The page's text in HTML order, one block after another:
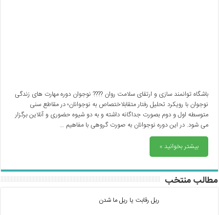
باشگاه توانمند سازی و ارتقای سلامت روان ???? نوجوان دوره مهارت های زندگی
نوجوان با رویکرد تحلیل رفتار متقابلاختصاص به نوجوانان؛ در مقاطع سنی
متوسطه اول و دوم بصورت جداگانه داشته و به دو شیوه حضوری و آنلاین برگزار
می شود. در این دوره نوجوانان به صورت گروهی با مفاهیم …
بیشتر بخوانید »
مطالب منتخب
ریل رقابت یا ریل ما شدن